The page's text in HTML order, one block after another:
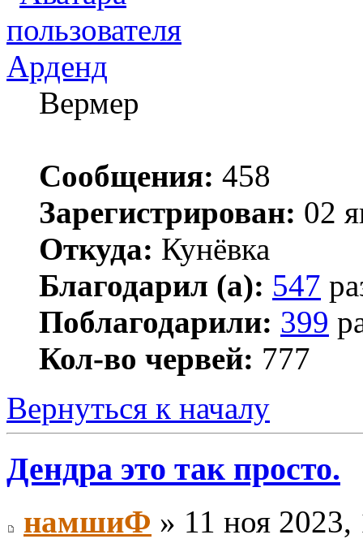
Арденд
Вермер
Сообщения: 458
Зарегистрирован: 02
Откуда: Кунёвка
Благодарил (а): 547
Поблагодарили: 399
Кол-во червей: 777
Вернуться к началу
Дендра это так просто.
намшиФ » 11 ноя 2023,